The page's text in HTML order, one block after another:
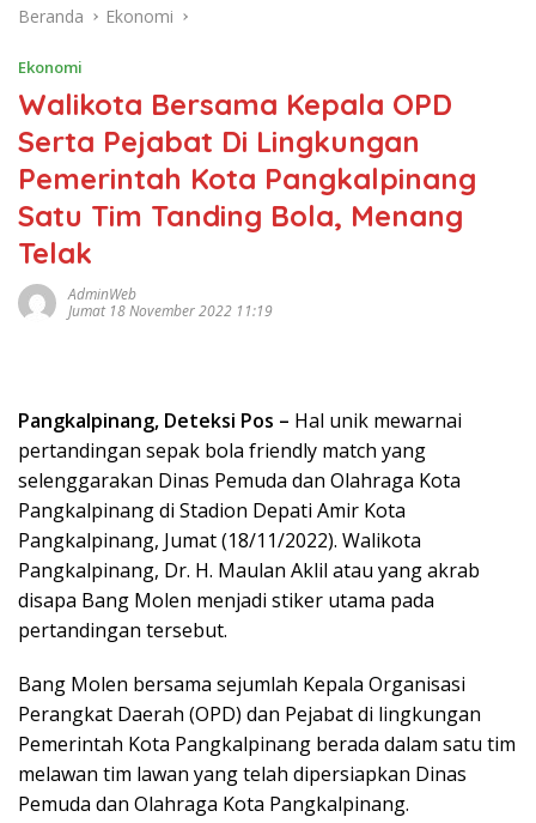
Beranda Ekonomi
Ekonomi
Walikota Bersama Kepala OPD
Serta Pejabat Di Lingkungan
Pemerintah Kota Pangkalpinang
Satu Tim Tanding Bola, Menang
Telak
AdminWeb
Jumat 18 November 2022 11:19
Pangkalpinang, Deteksi Pos – Hal unik mewarnai
pertandingan sepak bola friendly match yang
selenggarakan Dinas Pemuda dan Olahraga Kota
Pangkalpinang di Stadion Depati Amir Kota
Pangkalpinang, Jumat (18/11/2022). Walikota
Pangkalpinang, Dr. H. Maulan Aklil atau yang akrab
disapa Bang Molen menjadi stiker utama pada
pertandingan tersebut.
Bang Molen bersama sejumlah Kepala Organisasi
Perangkat Daerah (OPD) dan Pejabat di lingkungan
Pemerintah Kota Pangkalpinang berada dalam satu tim
melawan tim lawan yang telah dipersiapkan Dinas
Pemuda dan Olahraga Kota Pangkalpinang.